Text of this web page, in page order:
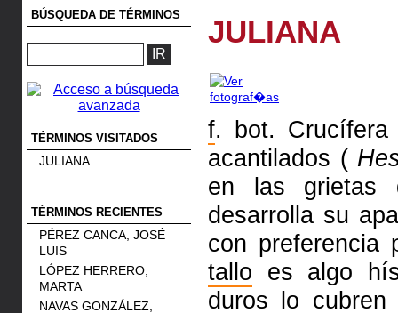
BÚSQUEDA DE TÉRMINOS
TÉRMINOS VISITADOS
JULIANA
TÉRMINOS RECIENTES
PÉREZ CANCA, JOSÉ
LUIS
LÓPEZ HERRERO,
MARTA
NAVAS GONZÁLEZ,
JULIANA
f. bot.
acantilados (
en las grietas
desarrolla su
con preferencia
tallo es algo
duros lo